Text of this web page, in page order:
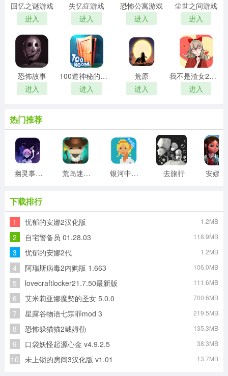
回忆之谜游戏
进入
失忆症游戏
进入
恐怖公寓游戏
进入
尘世之间游戏
进入
恐怖故事
进入
100道神秘的门游戏
进入
荒原
进入
我不是渣女2游戏
进入
热门推荐
幽灵事务所 荒岛迷宫游戏 银河中的挤奶工游戏 去旅行
下载排行
1 忧郁的安娜2汉化版 1.2MB
2 自宅警备员 01.28.03 118.9MB
3 忧郁的安娜2代 1.2MB
4 阿瑞斯病毒2内购版 1.663 106.0MB
5 lovecraftlocker21.7.50最新版 111.6MB
6 艾米莉亚娜魔契的圣女 5.0.0 700.6MB
7 星露谷物语七宗罪mod 3 219.5MB
8 恐怖躲猫猫2戴姆勒 135.3MB
9 口袋妖怪起源心金 v4.9.2.5 38.3MB
10 未上锁的房间3汉化版 v1.01 13.7MB